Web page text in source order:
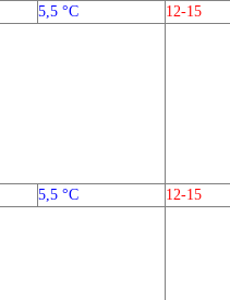
5,5 °C 12-15
5,5 °C 12-15